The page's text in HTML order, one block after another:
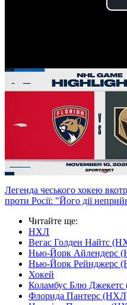
Легенда чеського хокею
проти Росії: "Його дії
Читайте ще:
НХЛ
Вегас Голден Найтс
Нью-Йорк Айлендерс
Нью-Йорк Рейнджерс
Хокей
Коламбус Блю
Флорида Пантерс